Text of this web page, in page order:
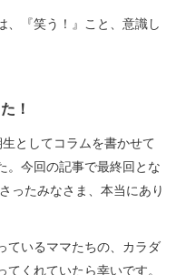
『笑う！』こと、意識し
！
としてコラムを書かせて
。今回の記事で最終回とな
ったみなさま、本当にあり
ているママたちの、カラダ
くれていたら幸いです。